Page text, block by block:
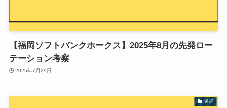
【福岡ソフトバンクホークス】2025年8月の先発ロー
テーション考察
2025年7月29日
遠征